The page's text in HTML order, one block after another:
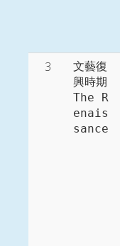
3
文藝復
興時期
The R
enais
sance